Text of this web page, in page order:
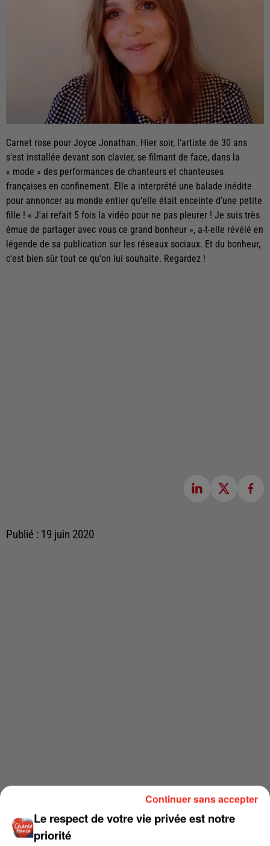
Carnet rose pour Joyce Jonathan. Hier soir, l'artiste de 30 ans
s'est installée devant son clavier, se filmant de face, dans la
« mode » des performances de chanteurs et chanteuses
françaises en confinement. Elle a interprété une balade inédite
pour annoncer au monde entier qu'elle était enceinte d'une petite
fille ! « J'ai refait 5 fois la vidéo pour ne pas pleurer ! Je suis très
émue de partager avec vous ce grand bonheur », a-t-elle révélé en
légende de sa publication sur les réseaux sociaux. Et du bonheur,
c'est bien sûr tout ce qu'on lui souhaite. Regardez !
Publié : 19 juin 2020
Le respect de votre vie privée est notre
priorité
Continuer sans accepter